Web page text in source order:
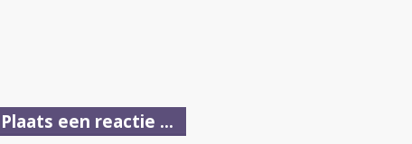
Plaats een reactie ...